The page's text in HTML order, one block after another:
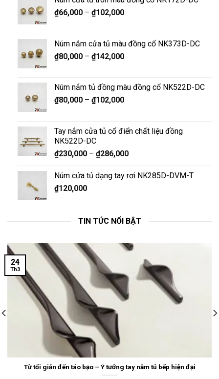
₫66,000– ₫102,000
Núm nắm cửa tủ màu đồng cổ NK373D-DC
₫80,000– ₫142,000
Núm nắm tủ đồng màu đồng cổ NK522D-DC
₫80,000– ₫102,000
Tay nắm cửa tủ cổ điển chất liệu đồng
NK522D-DC
₫230,000– ₫286,000
Núm cửa tủ dạng tay rơi NK285D-DVM-T
₫120,000
TIN TỨC NỔI BẬT
Từ tối giản đến táo bạo – Ý tưởng tay nắm tủ bếp hiện đại
24
Th3